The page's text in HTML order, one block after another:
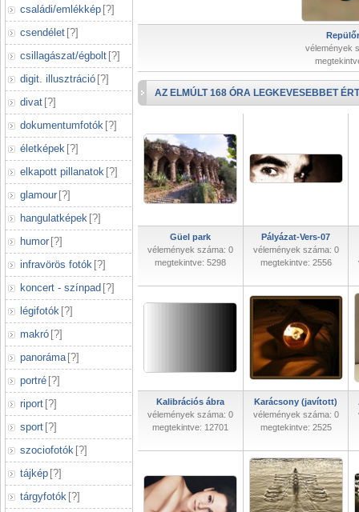
családi/emlékkép [?]
csendélet [?]
csillagászat/égbolt [?]
digit. illusztráció [?]
divat [?]
dokumentumfotók [?]
életképek [?]
elkapott pillanatok [?]
glamour [?]
hangulatképek [?]
humor [?]
infravörös fotók [?]
koncert - színpad [?]
légifotók [?]
makró [?]
panoráma [?]
portré [?]
riport [?]
sport [?]
szociofotók [?]
tájkép [?]
tárgyfotók [?]
vélemények
AZ ELMÚLT 168 ÓRA LEGKEVESEBBET
Güel park
vélemények száma: 0
megtekintve: 5298
Pályázat-Vers-07
vélemények száma: 0
megtekintve: 2556
Kalibrációs ábra
vélemények száma: 0
megtekintve: 12701
Karácsony (javított)
vélemények száma: 0
megtekintve: 2525